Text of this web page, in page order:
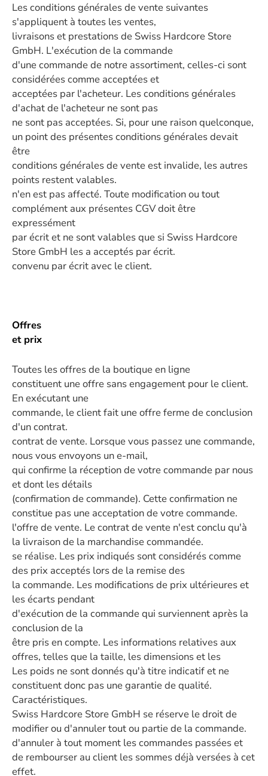
Les conditions générales de vente suivantes
s'appliquent à toutes les ventes,
livraisons et prestations de Swiss Hardcore Store
GmbH. L'exécution de la commande
d'une commande de notre assortiment, celles-ci sont
considérées comme acceptées et
acceptées par l'acheteur. Les conditions générales
d'achat de l'acheteur ne sont pas
ne sont pas acceptées. Si, pour une raison quelconque,
un point des présentes conditions générales devait
être
conditions générales de vente est invalide, les autres
points restent valables.
n'en est pas affecté. Toute modification ou tout
complément aux présentes CGV doit être
expressément
par écrit et ne sont valables que si Swiss Hardcore
Store GmbH les a acceptés par écrit.
convenu par écrit avec le client.
Offres
et prix
Toutes les offres de la boutique en ligne
constituent une offre sans engagement pour le client.
En exécutant une
commande, le client fait une offre ferme de conclusion
d'un contrat.
contrat de vente. Lorsque vous passez une commande,
nous vous envoyons un e-mail,
qui confirme la réception de votre commande par nous
et dont les détails
(confirmation de commande). Cette confirmation ne
constitue pas une acceptation de votre commande.
l'offre de vente. Le contrat de vente n'est conclu qu'à
la livraison de la marchandise commandée.
se réalise. Les prix indiqués sont considérés comme
des prix acceptés lors de la remise des
la commande. Les modifications de prix ultérieures et
les écarts pendant
d'exécution de la commande qui surviennent après la
conclusion de la
être pris en compte. Les informations relatives aux
offres, telles que la taille, les dimensions et les
Les poids ne sont donnés qu'à titre indicatif et ne
constituent donc pas une garantie de qualité.
Caractéristiques.
Swiss Hardcore Store GmbH se réserve le droit de
modifier ou d'annuler tout ou partie de la commande.
d'annuler à tout moment les commandes passées et
de rembourser au client les sommes déjà versées à cet
effet.